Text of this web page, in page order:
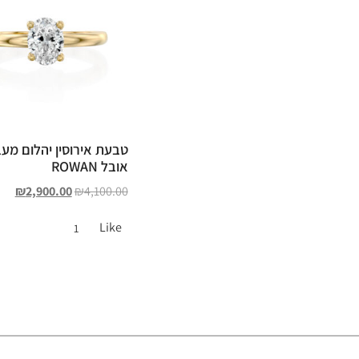
טבעת אירוסין יהלום
אובל ROWAN
₪4,100.00
₪2,900.00
Like
1